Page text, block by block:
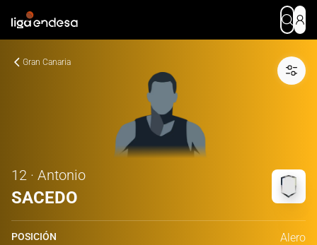
Gran Canaria
12 · Antonio
SACEDO
POSICIÓN Alero